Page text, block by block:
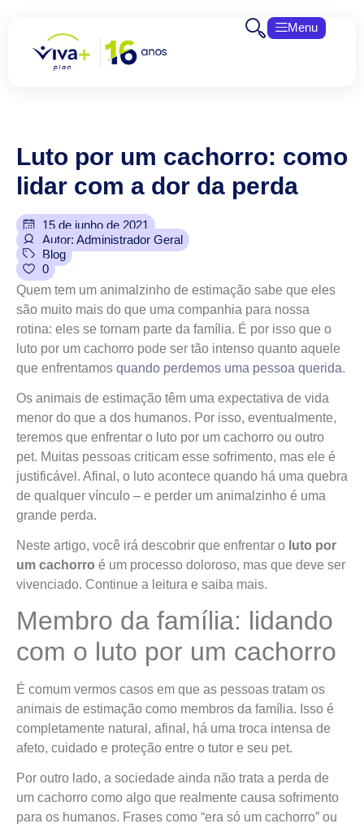
Menu
Luto por um cachorro: como
lidar com a dor da perda
15 de junho de 2021
Autor: Administrador Geral
Blog
0
Quem tem um animalzinho de estimação sabe que eles
são muito mais do que uma companhia para nossa
rotina: eles se tornam parte da família. É por isso que o
luto por um cachorro pode ser tão intenso quanto aquele
que enfrentamos quando perdemos uma pessoa querida.
Os animais de estimação têm uma expectativa de vida
menor do que a dos humanos. Por isso, eventualmente,
teremos que enfrentar o luto por um cachorro ou outro
pet. Muitas pessoas criticam esse sofrimento, mas ele é
justificável. Afinal, o luto acontece quando há uma quebra
de qualquer vínculo – e perder um animalzinho é uma
grande perda.
Neste artigo, você irá descobrir que enfrentar o luto por
um cachorro é um processo doloroso, mas que deve ser
vivenciado. Continue a leitura e saiba mais.
Membro da família: lidando
com o luto por um cachorro
É comum vermos casos em que as pessoas tratam os
animais de estimação como membros da família. Isso é
completamente natural, afinal, há uma troca intensa de
afeto, cuidado e proteção entre o tutor e seu pet.
Por outro lado, a sociedade ainda não trata a perda de
um cachorro como algo que realmente causa sofrimento
para os humanos. Frases como “era só um cachorro” ou